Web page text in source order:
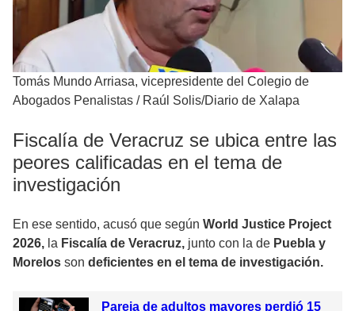
Tomás Mundo Arriasa, vicepresidente del Colegio de
Abogados Penalistas / Raúl Solis/Diario de Xalapa
Fiscalía de Veracruz se ubica entre las
peores calificadas en el tema de
investigación
En ese sentido, acusó que según World Justice Project
2026, la Fiscalía de Veracruz, junto con la de Puebla y
Morelos son deficientes en el tema de investigación.
Pareja de adultos mayores perdió 15